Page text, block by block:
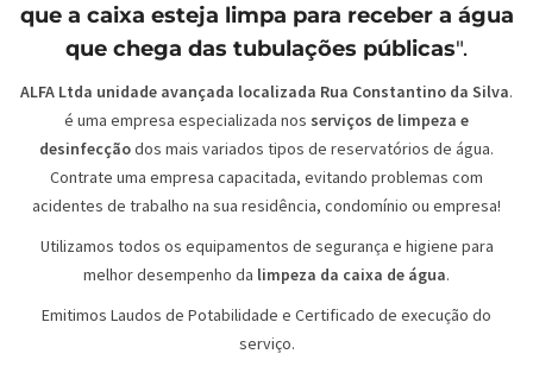
que a caixa esteja limpa para receber a água
que chega das tubulações públicas".
ALFA Ltda unidade avançada localizada Rua Constantino da Silva.
é uma empresa especializada nos serviços de limpeza e
desinfecçãodos mais variados tipos de reservatórios de água.
Contrate uma empresa capacitada, evitando problemas com
acidentes de trabalho na sua residência, condomínio ou empresa!
Utilizamos todos os equipamentos de segurança e higiene para
melhor desempenho da limpeza da caixa de água.
Emitimos Laudos de Potabilidade e Certificado de execução do
serviço.